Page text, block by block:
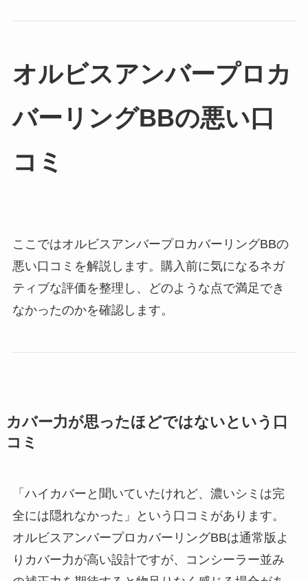
オルビスアンバープロカ
バーリングBBの悪い口
コミ
ここではオルビスアンバープロカバーリングBBの
悪い口コミを解説します。購入前に気になるネガ
ティブな評価を整理し、どのような点で満足でき
なかったのかを確認します。
カバー力が思ったほどではないという口
コミ
「ハイカバーと聞いていたけれど、濃いシミは完
全には隠れなかった」という口コミがあります。
オルビスアンバープロカバーリングBBは通常版よ
りカバー力が高い設計ですが、コンシーラー並み